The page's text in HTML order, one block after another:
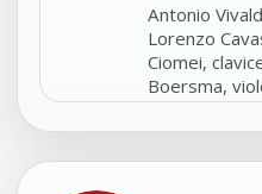
Antonio
Lorenzo
Ciomei,
Boersma,
continuo in